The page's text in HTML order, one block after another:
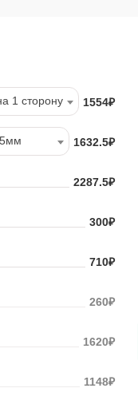
1 сторону 1554₽
1632.5₽
2287.5₽
300₽
710₽
260₽
1620₽
1148₽